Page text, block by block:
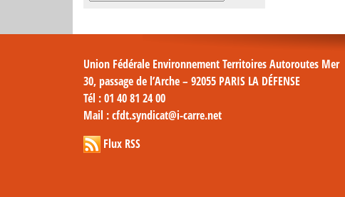
Union Fédérale Environnement Territoires Autoroutes Mer
30, passage de l’Arche – 92055 PARIS LA DÉFENSE
Tél : 01 40 81 24 00
Mail : cfdt.syndicat@i-carre.net
Flux RSS